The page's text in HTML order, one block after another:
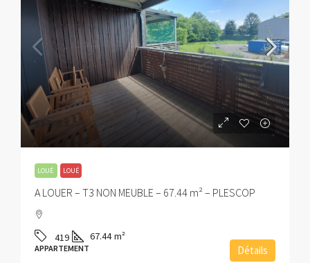
897€ CC
LOUÉ LOUÉ
A LOUER – T3 NON MEUBLE – 67.44 m² – PLESCOP
419 67.44 m²
APPARTEMENT Détails